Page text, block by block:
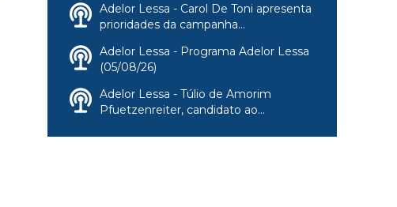
Adelor Lessa - Carol De Toni apresenta
prioridades da campanha...
Adelor Lessa - Programa Adelor Lessa
(05/08/26)
Adelor Lessa - Túlio de Amorim
Pfuetzenreiter, candidato ao...